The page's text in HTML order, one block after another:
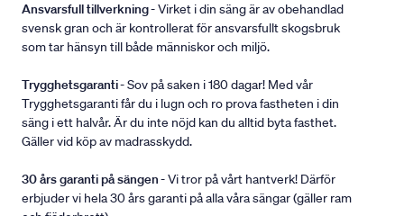
Ansvarsfull tillverkning- Virket i din säng är av obehandlad
svensk gran och är kontrollerat för ansvarsfullt skogsbruk
som tar hänsyn till både människor och miljö.
Trygghetsgaranti- Sov på saken i 180 dagar! Med vår
Trygghetsgaranti får du i lugn och ro prova fastheten i din
säng i ett halvår. Är du inte nöjd kan du alltid byta fasthet.
Gäller vid köp av madrasskydd.
30 års garanti på sängen- Vi tror på vårt hantverk! Därför
erbjuder vi hela 30 års garanti på alla våra sängar (gäller ram